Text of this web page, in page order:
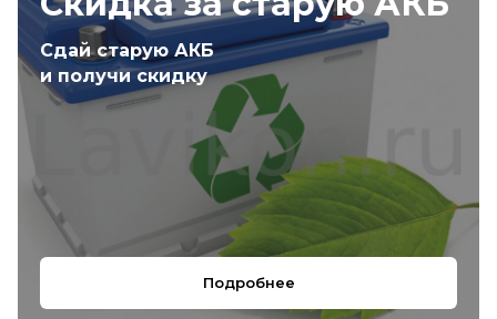
Сдай старую АКБ
и получи скидку
Подробнее